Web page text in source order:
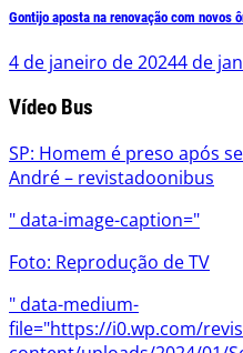
Gontijo aposta na renovação com novos
4 de janeiro de 20244 de
Vídeo Bus
SP: Homem é preso após
André – revistadoonibus
" data-image-caption="
Foto: Reprodução de TV
" data-medium-
file="https://i0.wp.com/